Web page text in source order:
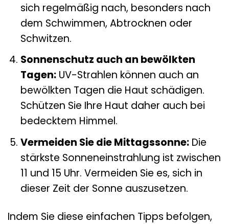
sich regelmäßig nach, besonders nach
dem Schwimmen, Abtrocknen oder
Schwitzen.
Sonnenschutz auch an bewölkten
Tagen:UV-Strahlen können auch an
bewölkten Tagen die Haut schädigen.
Schützen Sie Ihre Haut daher auch bei
bedecktem Himmel.
Vermeiden Sie die Mittagssonne:Die
stärkste Sonneneinstrahlung ist zwischen
11 und 15 Uhr. Vermeiden Sie es, sich in
dieser Zeit der Sonne auszusetzen.
Indem Sie diese einfachen Tipps befolgen,